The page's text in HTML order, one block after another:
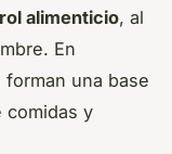
alimenticio, al
En
una base
comidas y